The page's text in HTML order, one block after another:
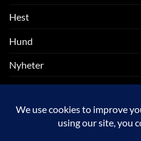
Hest
Hund
Nyheter
Rytter
SALG